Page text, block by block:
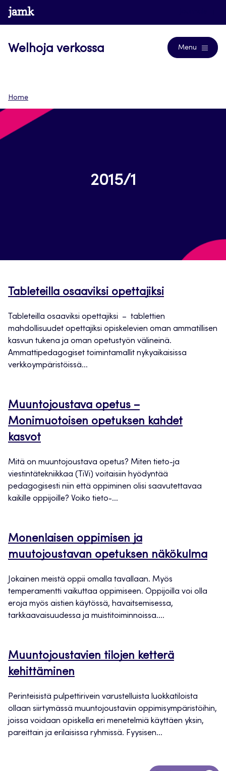
Siirry
suoraan
www.jamk.fi
Welhoja verkossa Menu
Home
2015/1
Tableteilla osaaviksi opettajiksi
Tableteilla osaaviksi opettajiksi – tablettien
mahdollisuudet opettajiksi opiskelevien oman ammatillisen
kasvun tukena ja oman opetustyön välineinä.
Ammattipedagogiset toimintamallit nykyaikaisissa
verkkoympäristöissä...
Muuntojoustava opetus –
Monimuotoisen opetuksen kahdet
kasvot
Mitä on muuntojoustava opetus? Miten tieto-ja
viestintätekniikkaa (TiVi) voitaisiin hyödyntää
pedagogisesti niin että oppiminen olisi saavutettavaa
kaikille oppijoille? Voiko tieto-...
Monenlaisen oppimisen ja
muutojoustavan opetuksen näkökulma
Jokainen meistä oppii omalla tavallaan. Myös
temperamentti vaikuttaa oppimiseen. Oppijoilla voi olla
eroja myös aistien käytössä, havaitsemisessa,
tarkkaavaisuudessa ja muistitoiminnoissa....
Muuntojoustavien tilojen ketterä
kehittäminen
Perinteisistä pulpettirivein varustelluista luokkatiloista
ollaan siirtymässä muuntojoustaviin oppimisympäristöihin,
joissa voidaan opiskella eri menetelmiä käyttäen yksin,
pareittain ja erilaisissa ryhmissä. Fyysisen...